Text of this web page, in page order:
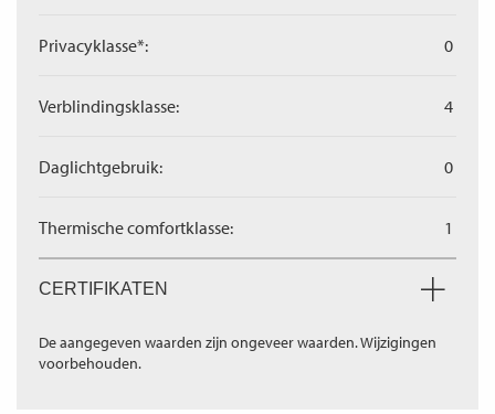
Privacyklasse*: 0
Verblindingsklasse: 4
Daglichtgebruik: 0
Thermische comfortklasse: 1
CERTIFIKATEN
De aangegeven waarden zijn ongeveer waarden. Wijzigingen
voorbehouden.